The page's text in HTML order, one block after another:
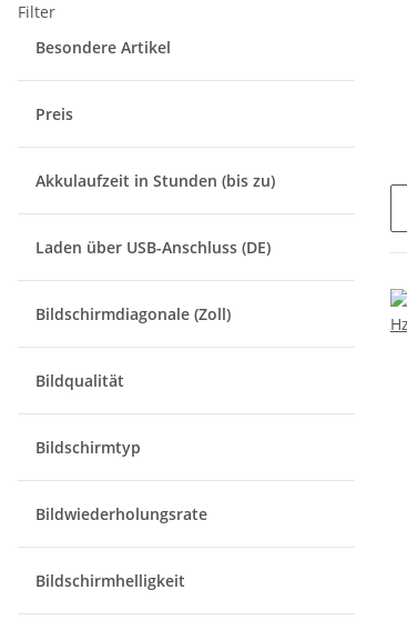
Filter
Besondere Artikel
Preis
Akkulaufzeit in Stunden (bis zu)
Laden über USB-Anschluss (DE)
Bildschirmdiagonale (Zoll)
Bildqualität
Bildschirmtyp
Bildwiederholungsrate
Bildschirmhelligkeit